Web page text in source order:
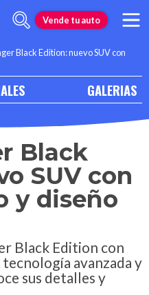
Vende tu auto
Black Edition: nuevo SUV con
GALERIAS
Black
SUV con
y diseño
Black Edition con
avanzada y
sus detalles y